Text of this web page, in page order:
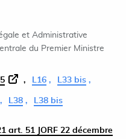
et Administrative
du Premier Ministre
L16 L33 bis
L38 L38 bis
art. 51 JORF 22 décembre